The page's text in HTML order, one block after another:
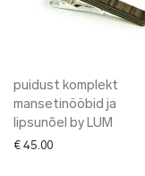
puidust komplekt
mansetinööbid ja
lipsunõel by LUM
€ 45.00